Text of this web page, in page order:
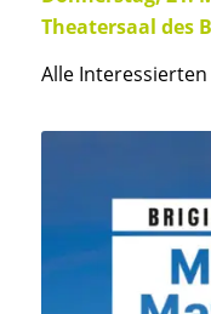
Theatersaal des
Alle